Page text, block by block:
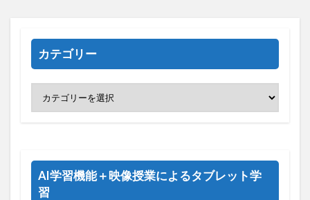
カテゴリー
AI学習機能＋映像授業によるタブレット学
習